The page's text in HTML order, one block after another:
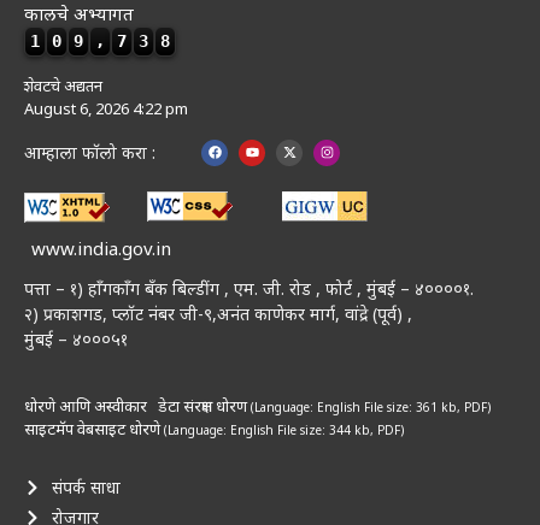
कालचे अभ्यागत
1 0 9 , 7 3 8
शेवटचे अद्यतन
August 6, 2026 4:22 pm
आम्हाला फॉलो करा :
www.india.gov.in
पत्ता – १) हॉंगकॉंग बँक बिल्डींग , एम. जी. रोड , फोर्ट , मुंबई – ४००००१.
२) प्रकाशगड, प्लॉट नंबर जी-९,अनंत काणेकर मार्ग, वांद्रे (पूर्व) ,
मुंबई – ४०००५१
धोरणे आणि अस्वीकार डेटा संरक्षण धोरण(Language: English File size: 361 kb, PDF)
साइटमॅपवेबसाइट धोरणे(Language: English File size: 344 kb, PDF)
संपर्क साधा
रोजगार